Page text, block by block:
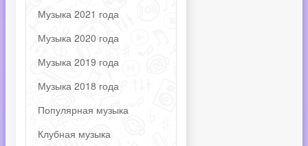
Музыка 2021 года
Музыка 2020 года
Музыка 2019 года
Музыка 2018 года
Популярная музыка
Клубная музыка